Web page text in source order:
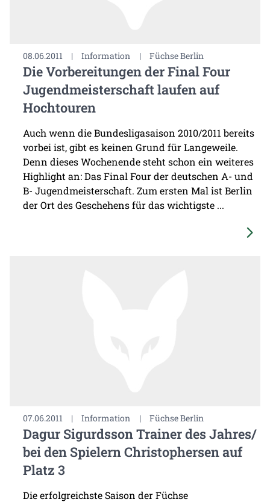
08.06.2011 | Information | Füchse Berlin
Die Vorbereitungen der Final Four
Jugendmeisterschaft laufen auf
Hochtouren
Auch wenn die Bundesligasaison 2010/2011 bereits
vorbei ist, gibt es keinen Grund für Langeweile.
Denn dieses Wochenende steht schon ein weiteres
Highlight an: Das Final Four der deutschen A- und
B- Jugendmeisterschaft. Zum ersten Mal ist Berlin
der Ort des Geschehens für das wichtigste ...
07.06.2011 | Information | Füchse Berlin
Dagur Sigurdsson Trainer des Jahres/
bei den Spielern Christophersen auf
Platz 3
Die erfolgreichste Saison der Füchse